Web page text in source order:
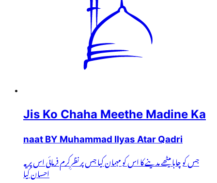
Jis Ko Chaha Meethe Madine Ka
naat BY Muhammad Ilyas Atar Qadri
جس کو چاہا میٹھے مدینے کا اس کو مہمان کیا جس پر نظرِکرم فرمائی اس پر یہ
احسان کیا